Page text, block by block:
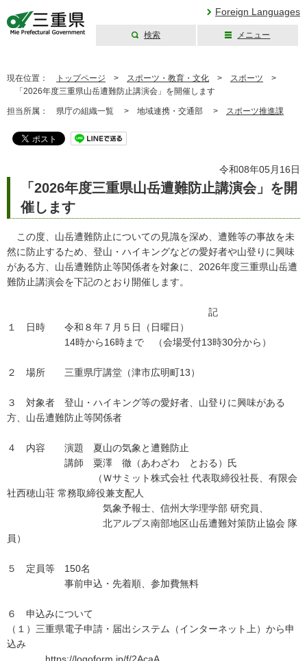
Foreign Languages
検索 メニュー
現在位置： トップページ > スポーツ・教育・文化 > スポーツ >
「2026年度三重県山岳遭難防止講演会」を開催します
担当所属： 県庁の組織一覧 > 地域連携・交通部 > スポーツ推進課
令和08年05月16日
「2026年度三重県山岳遭難防止講演会」を開
催します
この度、山岳遭難防止についての見識を深め、遭難等の事故を未
然に防止するため、登山・ハイキングなどの愛好者や山登りに興味
がある方、山岳遭難防止等関係者を対象に、2026年度三重県山岳遭
難防止講演会を下記のとおり開催します。
記
１ 日時 令和８年７月５日（日曜日）
14時から16時まで （会場受付13時30分から）
２ 場所 三重県庁講堂（津市広明町13）
３ 対象者 登山・ハイキング等の愛好者、山登りに興味がある
方、山岳遭難防止等関係者
４ 内容 演題 夏山の気象と遭難防止
講師 粟澤 徹（あわざわ とおる）氏
（Ｗサミット株式会社 代表取締役社長、有限会
社西穂山荘 常務取締役兼支配人
気象予報士、信州大学理学部 研究員、
北アルプス南部地区山岳遭難対策防止協会 隊
員）
５ 定員等 150名
事前申込・先着順、参加費無料
６ 申込みについて
（１）三重県電子申請・届出システム（インターネット上）から申
込み